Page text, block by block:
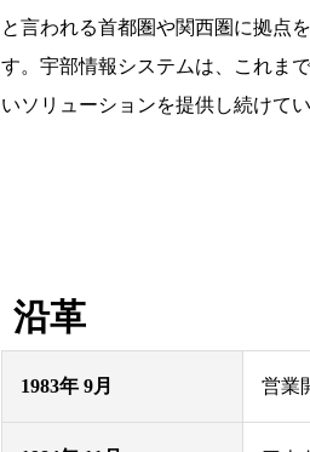
と言われる首都圏や関西圏に拠点
す。宇部情報システムは、これま
いソリューションを提供し続けて
沿革
1983年 9月 営業